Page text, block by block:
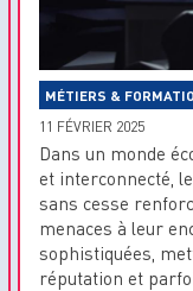
MÉTIERS &
11 FÉVRIER 2025
Dans un monde
et interconnecté,
sans cesse
menaces à leur
sophistiquées,
réputation et